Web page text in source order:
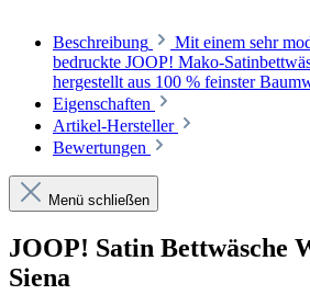
Beschreibung
Mit einem sehr
bedruckte JOOP! Mako-
hergestellt aus 100 % feinster
Eigenschaften
Artikel-Hersteller
Bewertungen
Menü schließen
JOOP! Satin Bettwäsche
Siena